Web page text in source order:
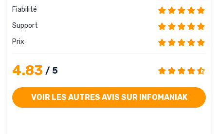
Fiabilité
Support
Prix
4.83 / 5
VOIR LES AUTRES AVIS SUR INFOMANIAK